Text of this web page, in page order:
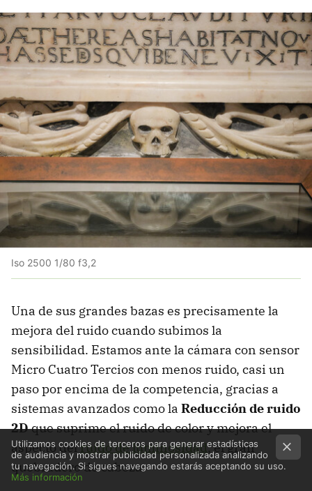
Iso 2500 1/80 f3,2
Una de sus grandes bazas es precisamente la
mejora del ruido cuando subimos la
sensibilidad. Estamos ante la cámara con sensor
Micro Cuatro Tercios con menos ruido, casi un
paso por encima de la competencia, gracias a
sistemas avanzados como la Reducción de ruido
2Dque suprime el ruido de color y mejora el
aspecto delruido de luminosidad, el gran
quebradero de cabeza.
Utilizamos cookies de terceros para generar estadísticas
de audiencia y mostrar publicidad personalizada analizando
tu navegación. Si sigues navegando estarás aceptando su uso.
Más información